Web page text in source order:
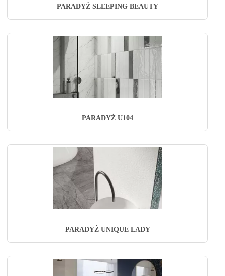
PARADYŻ SLEEPING BEAUTY
PARADYŻ U104
PARADYŻ UNIQUE LADY